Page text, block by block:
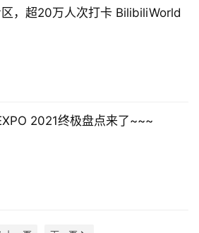
，超20万人次打卡 BilibiliWorld
2021终极盘点来了~~~